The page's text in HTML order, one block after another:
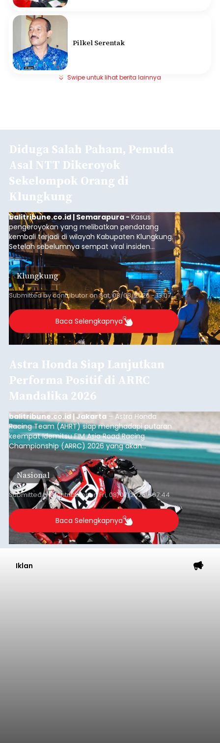
Pilkel Serentak
Swipe untuk lihat berita lainnya
Diduga Salah Paham, Pemuda
Asal NTT Dikeroyok
Sekelompok Orang di
Klungkung
balitribune.co.id | Semarapura -Kasus
pengeroyokan yang melibatkan pendatang
kembali terjadi di wilayah Kabupaten Klungkung.
Setelah sebelumnya sempat viral insiden
keributan di barat Pasar Galiran, peristiwa serupa
kini menimpa seorang pemuda asal Kabupaten
Sumba Barat Daya (SBD), Nusa Tenggara Timur
(NTT).
Klungkung
Submitted bycontributoronSat, 08/08/2026 - 13:07
Baca Selengkapnya
Astra Honda Siap Lanjutkan
Performa Positif di ARRC
Mandalika 2026
balitribune.co.id | Jakarta – Astra Honda
Racing Team (AHRT) siap menghadapi putaran
keempat Idemitsu FIM Asia Road Racing
Championship (ARRC) 2026 yang akan
berlangsung di Pertamina Mandalika
International Circuit, Lombok, Nusa Tenggara
Barat, pada 7–9 Agustus 2026.
Nasional
Submitted bycontributoronFri, 08/07/2026 - 07:44
Baca Selengkapnya
Iklan